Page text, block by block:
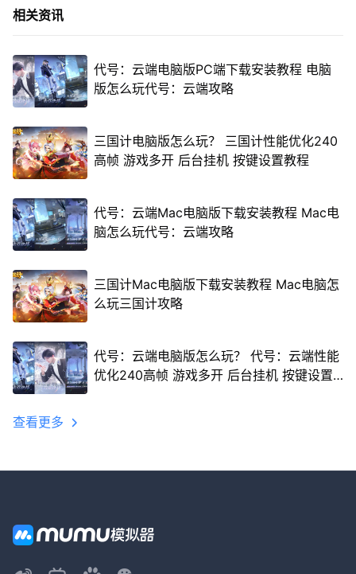
相关资讯
代号：云端电脑版PC端下载安装教程 电脑
版怎么玩代号：云端攻略
三国计电脑版怎么玩？ 三国计性能优化240
高帧 游戏多开 后台挂机 按键设置教程
代号：云端Mac电脑版下载安装教程 Mac电
脑怎么玩代号：云端攻略
三国计Mac电脑版下载安装教程 Mac电脑怎
么玩三国计攻略
代号：云端电脑版怎么玩？ 代号：云端性能
优化240高帧 游戏多开 后台挂机 按键设置
查看更多